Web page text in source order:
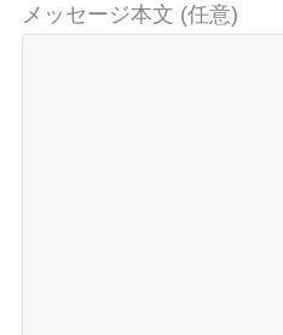
メッセージ本文 (任意)